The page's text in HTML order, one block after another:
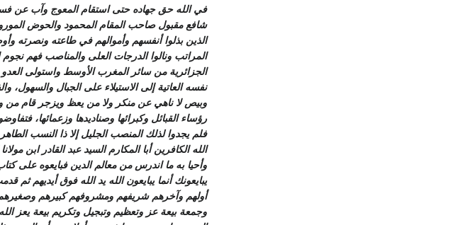
في الله حق جهاده حتى استقام المعوج وآب عن
شافع مقبول صاحب المقام المحمود والحوض
الذين بذلوا أنفسهم وأموالهم في طاعته ونصرته
المراتب ونالوا الدرجات العلى والمناصب فهم نجوم
الجزائرية من سائر المغرب الأوسط واستولى
نفسه العاتية إلى الاستيلاء على الجبال
وبيص لا ناهي عن منكر ولا من يعظ ويزجر قام من
رؤساء القبائل وكبرائها وصناديدها وزعمائها،
فلم يجدوا لذلك المنصب الجليل إلا ذا النسب
الله الكافرين أبا المكارم السيد عبد القادر ابن
وأحيا به ما اندرس من معالم الدين فبايعوه على
يبايعونك أنما يبايعون الله يد الله فوق أيديهم
أولهم وآخرهم شريفهم ومشروفهم كبيرهم وصغيرهم
وجمعة بيعة عز وتعظيم وتبجيل وتكريم بيعة يعز الله